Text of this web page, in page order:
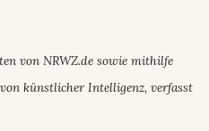
von NRWZ.de sowie mithilfe
künstlicher Intelligenz, verfasst